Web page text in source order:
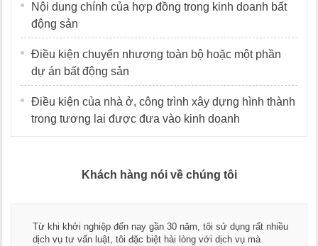
Nội dung chính của hợp đồng trong kinh doanh bất
động sản
Điều kiện chuyển nhượng toàn bộ hoặc một phần
dự án bất động sản
Điều kiện của nhà ở, công trình xây dựng hình thành
trong tương lai được đưa vào kinh doanh
Khách hàng nói về chúng tôi
Từ khi khởi nghiệp đến nay gần 30 năm, tôi sử dụng rất nhiều
dịch vụ tư vấn luật, tôi đặc biệt hài lòng với dịch vụ mà